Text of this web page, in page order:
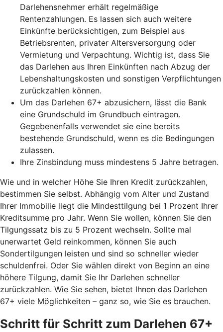
Darlehensnehmer erhält regelmäßige
Rentenzahlungen. Es lassen sich auch weitere
Einkünfte berücksichtigen, zum Beispiel aus
Betriebsrenten, privater Altersversorgung oder
Vermietung und Verpachtung. Wichtig ist, dass Sie
das Darlehen aus Ihren Einkünften nach Abzug der
Lebenshaltungskosten und sonstigen Verpflichtungen
zurückzahlen können.
Um das Darlehen 67+ abzusichern, lässt die Bank
eine Grundschuld im Grundbuch eintragen.
Gegebenenfalls verwendet sie eine bereits
bestehende Grundschuld, wenn es die Bedingungen
zulassen.
Ihre Zinsbindung muss mindestens 5 Jahre betragen.
Wie und in welcher Höhe Sie Ihren Kredit zurückzahlen,
bestimmen Sie selbst. Abhängig vom Alter und Zustand
Ihrer Immobilie liegt die Mindesttilgung bei 1 Prozent Ihrer
Kreditsumme pro Jahr. Wenn Sie wollen, können Sie den
Tilgungssatz bis zu 5 Prozent wechseln. Sollte mal
unerwartet Geld reinkommen, können Sie auch
Sondertilgungen leisten und sind so schneller wieder
schuldenfrei. Oder Sie wählen direkt von Beginn an eine
höhere Tilgung, damit Sie Ihr Darlehen schneller
zurückzahlen. Wie Sie sehen, bietet Ihnen das Darlehen
67+ viele Möglichkeiten – ganz so, wie Sie es brauchen.
Schritt für Schritt zum Darlehen 67+